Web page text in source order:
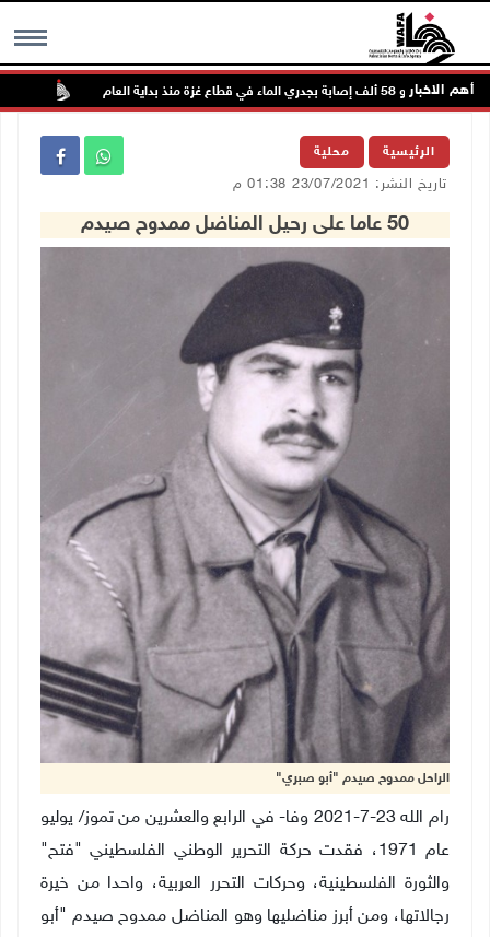
MENU أهم الاخبار
نحو 58 ألف إصابة بجدري الماء في قطاع غزة منذ بداية العام
الرئيسية محلية
تاريخ النشر: 23/07/2021 01:38 م
50 عاما على رحيل المناضل ممدوح صيدم
الراحل ممدوح صيدم "أبو صبري"
رام الله 23-7-2021 وفا- في الرابع والعشرين من تموز/ يوليو
عام 1971، فقدت حركة التحرير الوطني الفلسطيني "فتح"
والثورة الفلسطينية، وحركات التحرر العربية، واحدا من خيرة
رجالاتها، ومن أبرز مناضليها وهو المناضل ممدوح صيدم "أبو